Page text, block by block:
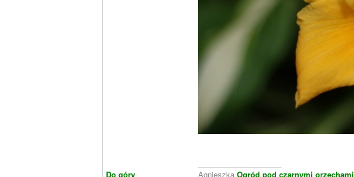
Do góry
Agnieszka Ogród pod czarnymi orzechami